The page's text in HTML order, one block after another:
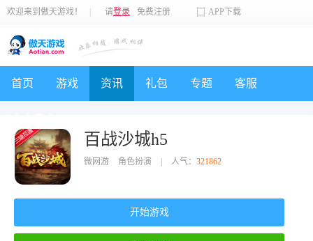
欢迎来到傲天游戏！ 请登录 免费注册 APP下载
首页 游戏 资讯 礼包 专题 客服
百战沙城h5
微网游 角色扮演 人气： 321862
开始游戏